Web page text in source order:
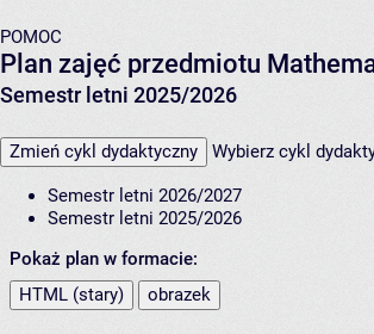
POMOC
Plan zajęć przedmiotu
Semestr letni 2025/2026
Zmień cykl dydaktyczny Wybierz cykl
Semestr letni 2026/2027
Semestr letni 2025/2026
Pokaż plan w formacie:
HTML (stary)
obrazek